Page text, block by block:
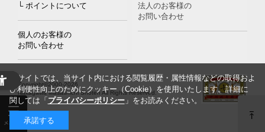
└ ポイントについて
個人のお客様の
お問い合わせ
法人のお客様の
お問い合わせ
Copyright©2000-2026
Nakagawa Masashichi Shoten All Rights Reserved.
当サイトでは、当サイト内における閲覧履歴・属性情報などの取得およ
び利便性向上のためにクッキー（Cookie）を使用いたします。詳細に
関しては「 プライバシーポリシー」をお読みください。
承諾する